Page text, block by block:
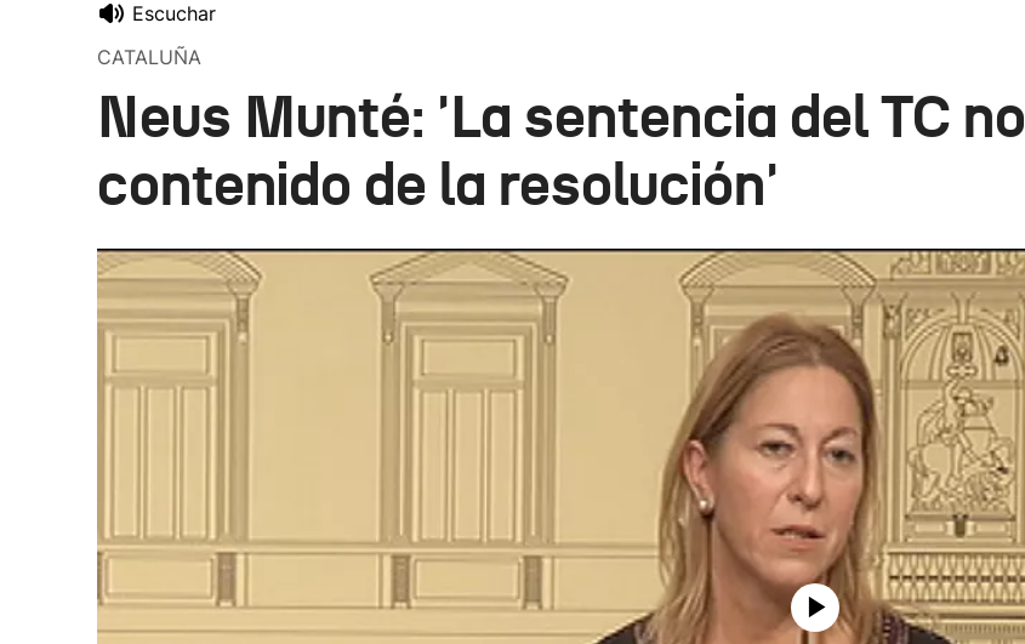
Escuchar
CATALUÑA
Neus Munté: 'La sentencia del TC
contenido de la resolución'